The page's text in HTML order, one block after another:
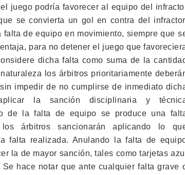
juego podría favorecer al equipo del
se convierta un gol en contra del
falta de equipo en movimiento, siempre que
para no detener el juego que
dicha falta como suma de la
los árbitros prioritariamente
impedir de no cumplirse de inmediato
la sanción disciplinaria y
de la falta de equipo se produce una
árbitros sancionarán aplicando lo
falta realizada. Anulando la falta de
la de mayor sanción, tales como tarjetas azul
hace notar que ante cualquier falta grave